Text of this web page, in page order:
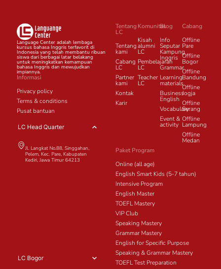
Language Center adalah lembaga
kursus bahasa Inggris terfavorit di
Indonesia yang telah membantu ribuan
siswa dari berbagai latar belakang
untuk meningkatkan kemampuan
bahasa Inggris dan mewujudkan
impiannya.
Informasi
Privacy policy
Terms & conditions
Pusat bantuan
LC Head Quarter
Jl. Langkat No.88, Singgahan,
Pelem, Kec. Pare, Kabupaten
Kediri, Jawa Timur 64213
LC Bogor
Tentang
LC
Tentang
kami
Cabang
LC
Partner
kami
Kontak
Karir
Komunitas
Kisah
alumni
LC
Pembelajaran
LC
Teacher
LC
Blog
Info
Seputar
Kampung
Inggris
Grammar
Learning
materials
Business
English
Vocabulary
Event &
activity
Cabang
Offline
Pare
Offline
Bogor
Offline
Bandung
Offline
Jogja
Offline
Serang
Offline
Lampung
Offline
Medan
Paket Program
Online (all age)
English Smart Kids (5-7 tahun)
Intensive Program
English Master
TOEFL Mastery
VIP Club
Speaking Mastery
Grammar Mastery
English for Specific Purpose
Speaking & Grammar Mastery
TOEFL Test Preparation